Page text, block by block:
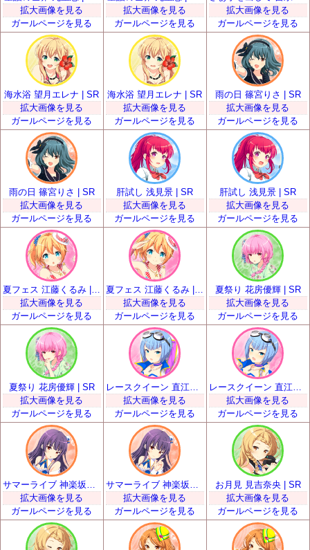
拡大画像を見る
ガールページを見る
拡大画像を見る
ガールページを見る
拡大画像を見る
ガールページを見る
海水浴 望月エレナ | SR
拡大画像を見る
ガールページを見る
海水浴 望月エレナ | SR
拡大画像を見る
ガールページを見る
雨の日 篠宮りさ | SR
拡大画像を見る
ガールページを見る
雨の日 篠宮りさ | SR
拡大画像を見る
ガールページを見る
肝試し 浅見景 | SR
拡大画像を見る
ガールページを見る
肝試し 浅見景 | SR
拡大画像を見る
ガールページを見る
拡大画像を見る
ガールページを見る
夏フェス 江藤くるみ | SR
拡大画像を見る
ガールページを見る
夏祭り 花房優輝 | SR
拡大画像を見る
ガールページを見る
夏祭り 花房優輝 | SR
拡大画像を見る
ガールページを見る
拡大画像を見る
ガールページを見る
拡大画像を見る
ガールページを見る
拡大画像を見る
ガールページを見る
拡大画像を見る
ガールページを見る
お月見 見吉奈央 | SR
拡大画像を見る
ガールページを見る